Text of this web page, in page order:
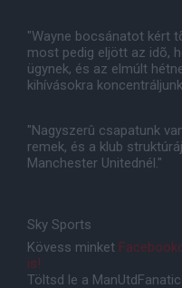
"Wayne bocsánatot kért
most pedig eljött az idõ,
ügynek, és az elmúlt
kihívásokra
"Nagyszerû csapatunk
remek, és a klub
Manchester Unitednél."
Sky Sports
Kövess minket
is!
Töltsd le a